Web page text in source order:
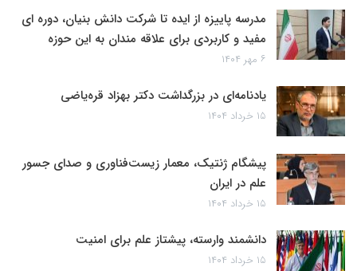
مدرسه پاییزه از ایده تا شرکت دانش بنیان، دوره ای
مفید و کاربردی برای علاقه مندان به این حوزه
۶ مهر ۱۴۰۴
یادنامه‌ای در بزرگداشت دکتر بهزاد قره‌یاضی
۱۵ خرداد ۱۴۰۴
پیشگام ژنتیک، معمار زیست‌فناوری و صدای جسور
علم در ایران
۱۵ خرداد ۱۴۰۴
دانشمند وارسته، پیشتاز علم برای امنیت
۱۵ خرداد ۱۴۰۴